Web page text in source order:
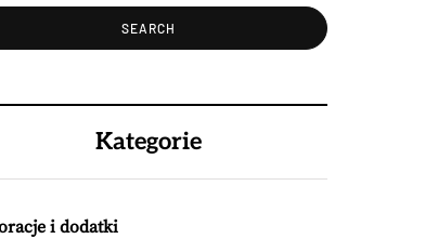
Kategorie
i dodatki